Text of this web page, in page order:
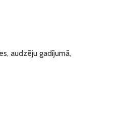
audzēju gadījumā,